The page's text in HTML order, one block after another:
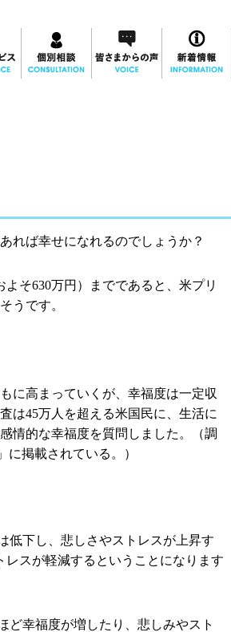
れば幸せになれるのでしょうか？
よそ630万円）までであると、米プリ
うです。
に高まっていくが、幸福度は一定収
は45万人を超える米国民に、生活に
情的な幸福度を質問しました。（調
」に掲載されている。）
低下し、悲しさやストレスが上昇す
スが軽減するということになります
ど幸福度が増したり、悲しみやスト